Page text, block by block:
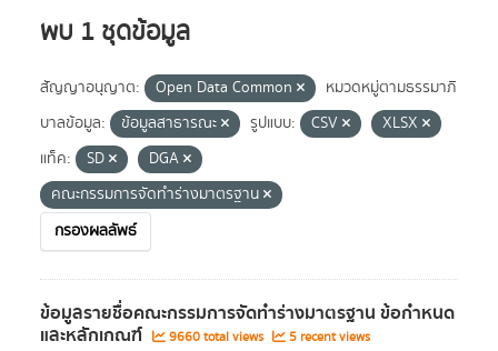
พบ 1 ชุดข้อมูล
สัญญาอนุญาต: Open Data Common
หมวดหมู่ตามธรรมาภิ
บาลข้อมูล:
ข้อมูลสาธารณะ รูปแบบ: CSV
XLSX
แท็ค:
SD
DGA
คณะกรรมการจัดทำร่างมาตรฐาน
กรองผลลัพธ์
ข้อมูลรายชื่อคณะกรรมการจัดทำร่างมาตรฐาน ข้อกำหนด
และหลักเกณฑ์ 9660 total views 5 recent views